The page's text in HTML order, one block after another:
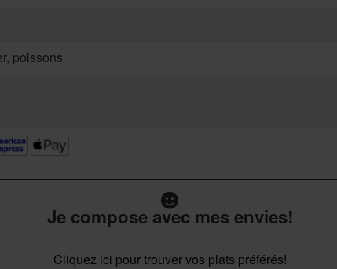
poissons
Je compose avec mes envies!
Cliquez ici pour trouver vos plats préférés!